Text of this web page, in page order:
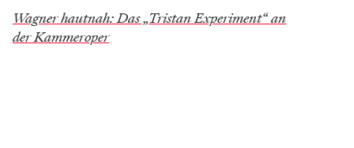
Wagner hautnah: Das „Tristan Experiment“ an
der Kammeroper